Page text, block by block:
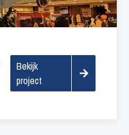
Bekijk
project